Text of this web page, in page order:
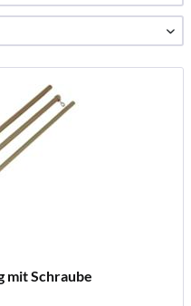
mit Schraube